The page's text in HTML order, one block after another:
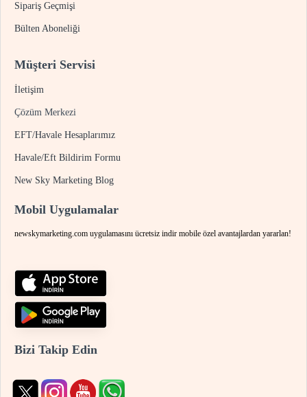
Sipariş Geçmişi
Bülten Aboneliği
Müşteri Servisi
İletişim
Çözüm Merkezi
EFT/Havale Hesaplarımız
Havale/Eft Bildirim Formu
New Sky Marketing Blog
Mobil Uygulamalar
newskymarketing.com uygulamasını ücretsiz indir mobile özel avantajlardan yararlan!
Bizi Takip Edin